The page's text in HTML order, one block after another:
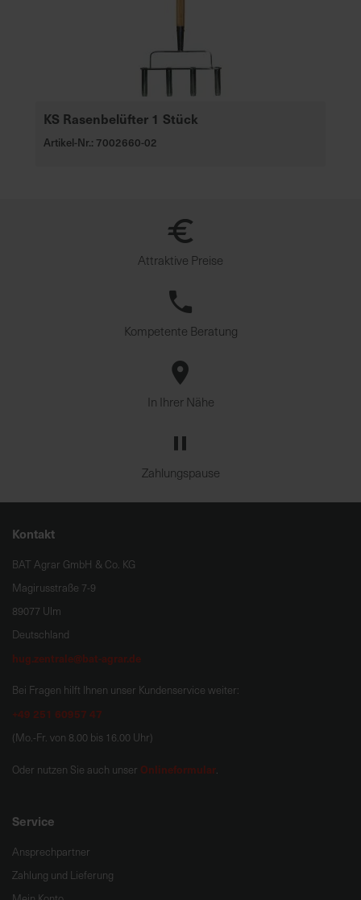
KS Rasenbelüfter 1 Stück
Artikel-Nr.: 7002660-02
Attraktive Preise
Kompetente Beratung
In Ihrer Nähe
Zahlungspause
Kontakt
BAT Agrar GmbH & Co. KG
Magirusstraße 7-9
89077 Ulm
Deutschland
hug.zentrale@bat-agrar.de
Bei Fragen hilft Ihnen unser Kundenservice weiter:
+49 251 60957 47
(Mo.-Fr. von 8.00 bis 16.00 Uhr)
Oder nutzen Sie auch unser Onlineformular.
Service
Ansprechpartner
Zahlung und Lieferung